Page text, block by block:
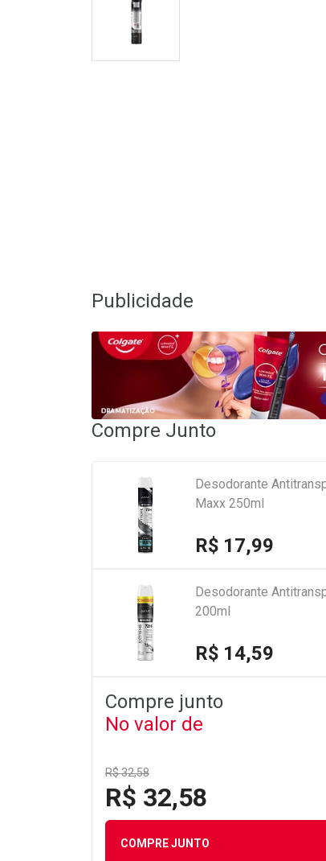
Publicidade
Compre Junto
Desodorante
Maxx 250ml
R$ 17,99
Desodorante
200ml
R$ 14,59
Compre junto
No valor de
R$ 32,58
R$ 32,58
COMPRE JUNTO